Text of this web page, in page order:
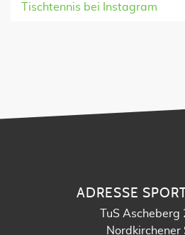
Tischtennis bei Instagram
ADRESSE
TuS Ascheberg
Nordkirchener